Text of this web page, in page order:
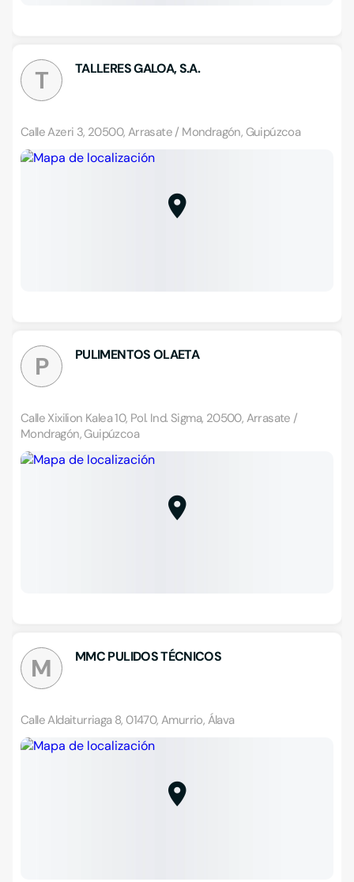
T TALLERES GALOA, S.A.
Calle Azeri 3, 20500, Arrasate / Mondragón, Guipúzcoa
P PULIMENTOS OLAETA
Calle Xixilion Kalea 10, Pol. Ind. Sigma, 20500, Arrasate /
Mondragón, Guipúzcoa
M MMC PULIDOS TÉCNICOS
Calle Aldaiturriaga 8, 01470, Amurrio, Álava